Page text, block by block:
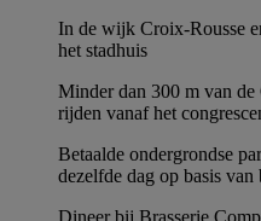
In de wijk Croix-Rousse
het stadhuis
Minder dan 300 m van
rijden vanaf het
Betaalde ondergrondse
dezelfde dag op basis van